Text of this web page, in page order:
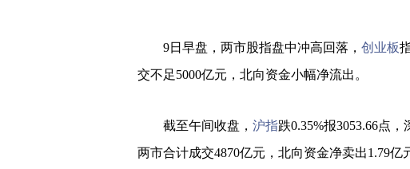
9日早盘，两市股指盘中冲高回落， 创业板
交不足5000亿元，北向资金小幅净流出。
截至午间收盘， 沪指跌0.35%报3053.66点，
两市合计成交4870亿元，北向资金净卖出1.79亿